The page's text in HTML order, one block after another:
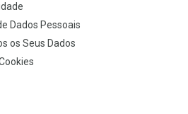
Dados Pessoais
os Seus Dados